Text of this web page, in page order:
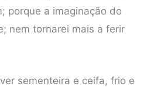
porque a imaginação do
nem tornarei mais a ferir
sementeira e ceifa, frio e